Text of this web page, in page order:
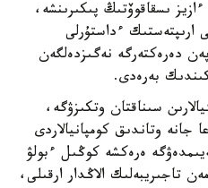
ىسقاقوۆتىڭ پىكىرىنشە،
ارىپتەستىك ءداستۇرلى
دەرەكتەرگە نەگىزدەلگەن
بەرەدى.
سىناقتان وتكىزۋگە،
جانە وتاندىق كومپانيالاردى
ەرەكشە كوڭىل ءبولۋ
تاجىريبەلىك الاڭدار ارقىلى،